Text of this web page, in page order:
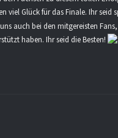
viel Glück für das Finale. Ihr seid
auch bei den mitgereisten
haben. Ihr seid die Besten!